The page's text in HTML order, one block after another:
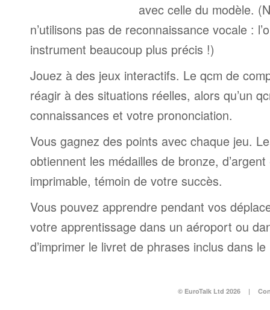
avec celle du modèle.
n’utilisons pas de reconnaissance vocale :
instrument beaucoup plus précis !)
Jouez à des jeux interactifs. Le qcm de
réagir à des situations réelles, alors qu’un
connaissances et votre prononciation.
Vous gagnez des points avec chaque jeu.
obtiennent les médailles de bronze,
imprimable, témoin de votre succès.
Vous pouvez apprendre pendant vos
votre apprentissage dans un aéroport ou
d’imprimer le livret de phrases inclus dans
© EuroTalk Ltd 2026 |